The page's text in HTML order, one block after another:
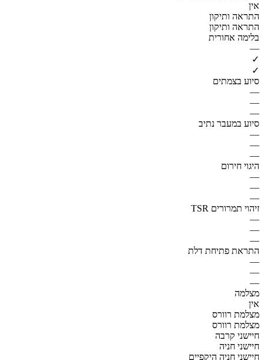
אין
התראה ותיקון
התראה ותיקון
בלימה אחורית
—
✓
✓
סיוע בצמתים
—
—
—
סיוע במעבר נתיב
—
—
—
היגוי חירום
—
—
—
זיהוי תמרורים TSR
—
—
—
התראת פתיחת דלת
—
—
—
מצלמה
אין
מצלמת רוורס
מצלמת רוורס
חיישני קרבה
חיישני חניה
חיישני חניה היקפיים